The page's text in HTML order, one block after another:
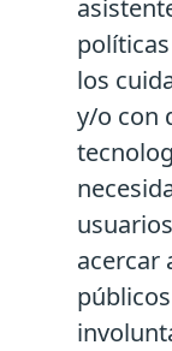
los
y/o con
acercar